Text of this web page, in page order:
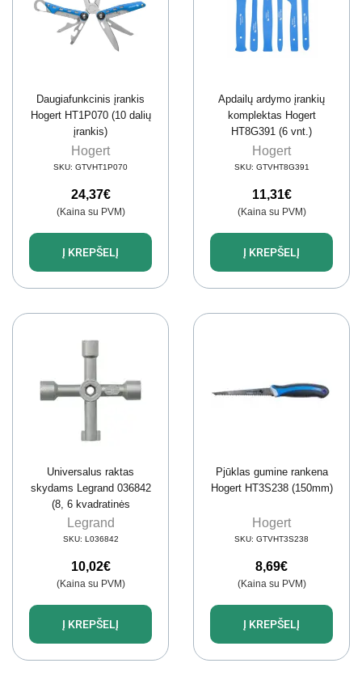
Daugiafunkcinis įrankis
Hogert HT1P070 (10 dalių
įrankis)
Hogert
SKU: GTVHT1P070
24,37€
(Kaina su PVM)
Į KREPŠELĮ
Apdailų ardymo įrankių
komplektas Hogert
HT8G391 (6 vnt.)
Hogert
SKU: GTVHT8G391
11,31€
(Kaina su PVM)
Į KREPŠELĮ
Universalus raktas
skydams Legrand 036842
(8, 6 kvadratinės
galvutės, 8 trikampė
galvutė)
Legrand
SKU: L036842
10,02€
(Kaina su PVM)
Į KREPŠELĮ
Pjūklas gumine rankena
Hogert HT3S238 (150mm)
Hogert
SKU: GTVHT3S238
8,69€
(Kaina su PVM)
Į KREPŠELĮ